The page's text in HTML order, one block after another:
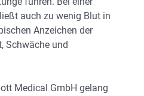
auch zu wenig Blut in
Anzeichen der
Schwäche und
Medical GmbH gelang